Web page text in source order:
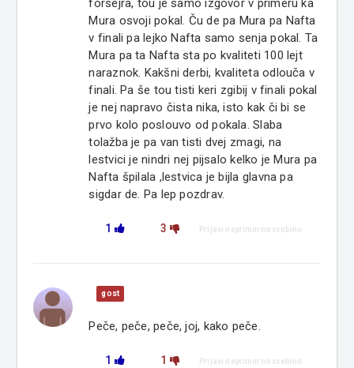
forsejra, tou je samo izgovor v primeru ka
Mura osvoji pokal. Ču de pa Mura pa Nafta
v finali pa lejko Nafta samo senja pokal. Ta
Mura pa ta Nafta sta po kvaliteti 100 lejt
naraznok. Kakšni derbi, kvaliteta odlouča v
finali. Pa še tou tisti keri zgibij v finali pokal
je nej napravo čista nika, isto kak či bi se
prvo kolo poslouvo od pokala. Slaba
tolažba je pa van tisti dvej zmagi, na
lestvici je nindri nej pijsalo kelko je Mura pa
Nafta špilala ,lestvica je bijla glavna pa
sigdar de. Pa lep pozdrav.
1 3 Prijavi neprimerno vsebino
gost
Peče, peče, peče, joj, kako peče.
1 1 Prijavi neprimerno vsebino